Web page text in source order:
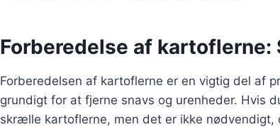
Forberedelse af kartoflerne:
Forberedelsen af kartoflerne er en vigtig del af
grundigt for at fjerne snavs og urenheder. Hvis
skrælle kartoflerne, men det er ikke